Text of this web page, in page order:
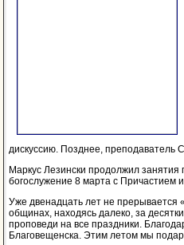
дискуссию. Позднее, преподаватель
Маркус Лезински продолжил
богослужение 8 марта с Причастием
Уже двенадцать лет не прерывается
общинах, находясь далеко, за
проповеди на все праздники.
Благовещенска. Этим летом мы